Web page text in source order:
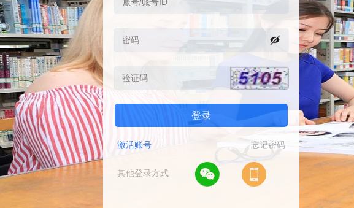
激活账号 忘记密码
其他登录方式